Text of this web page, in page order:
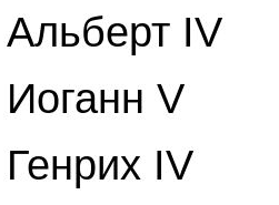
IV
V
IV